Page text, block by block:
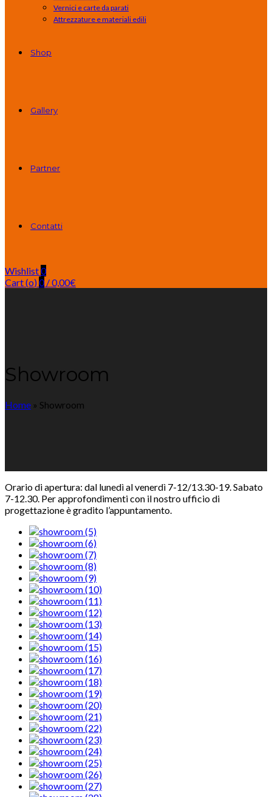
Vernici e carte da parati
Attrezzature e materiali edili
Shop
Gallery
Partner
Contatti
Wishlist0
Cart (o)0 /0,00€
Showroom
Home » Showroom
Orario di apertura: dal lunedì al venerdì 7-12/13.30-19. Sabato
7-12.30. Per approfondimenti con il nostro ufficio di
progettazione è gradito l’appuntamento.